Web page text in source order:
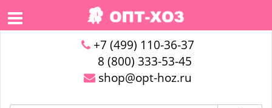
+7 (499) 110-36-37
8 (800) 333-53-45
shop@opt-hoz.ru